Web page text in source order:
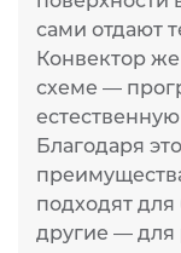
сами отдают
Конвектор
схеме —
Благодаря
подходят для
другие —